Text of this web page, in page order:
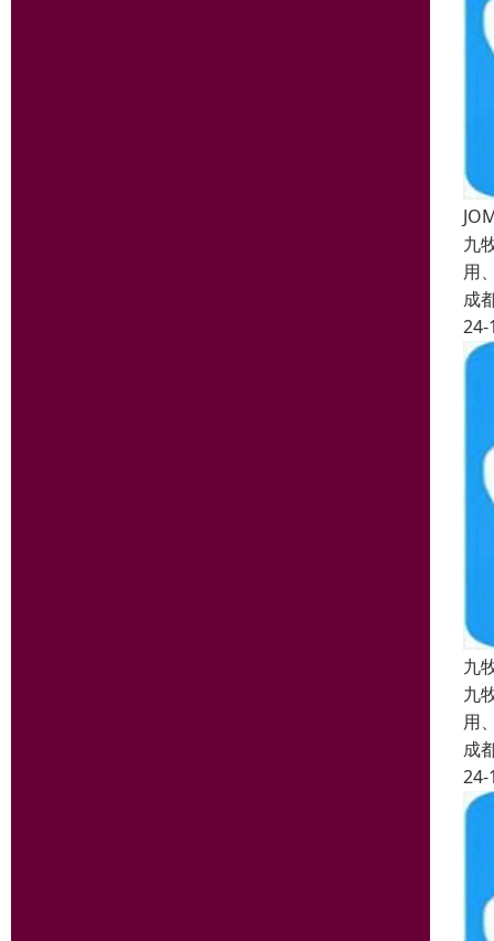
九
用
成
24-
九
九
用
成
24-